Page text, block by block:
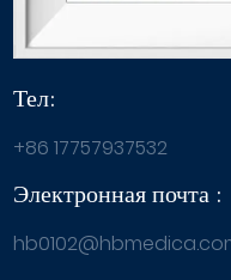
Тел:
+86 17757937532
Электронная почта :